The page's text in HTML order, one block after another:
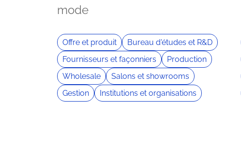
mode
Offre et produit
Bureau d'études et R&D
Fournisseurs et façonniers
Production
Wholesale
Salons et showrooms
Gestion
Institutions et organisations